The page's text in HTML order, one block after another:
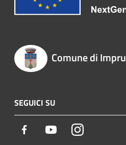
Comune di
SEGUICI SU
Facebook YoutubeInstagram